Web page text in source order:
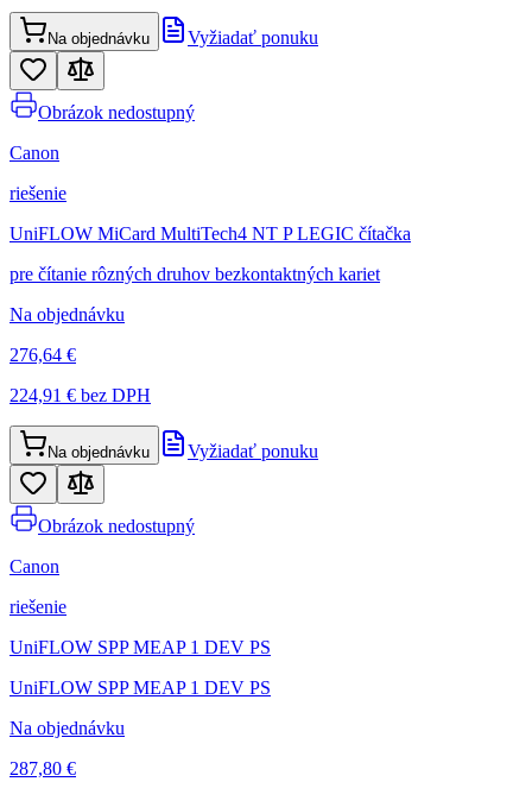
Na objednávku Vyžiadať ponuku
Obrázok nedostupný
Canon
riešenie
UniFLOW MiCard MultiTech4 NT P LEGIC čítačka
pre čítanie rôzných druhov bezkontaktných kariet
Na objednávku
276,64 €
224,91 € bez DPH
Na objednávku Vyžiadať ponuku
Obrázok nedostupný
Canon
riešenie
UniFLOW SPP MEAP 1 DEV PS
UniFLOW SPP MEAP 1 DEV PS
Na objednávku
287,80 €